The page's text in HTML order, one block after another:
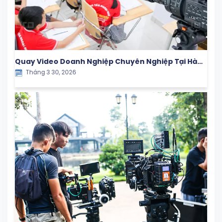
Quay Video Doanh Nghiệp Chuyên Nghiệp Tại Hà
Nội
Tháng 3 30, 2026